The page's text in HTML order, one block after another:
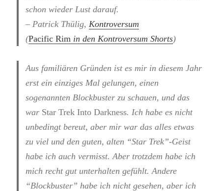
schon wieder Lust darauf.
– Patrick Thülig, Kontroversum
(Pacific Rim in den Kontroversum Shorts)
Aus familiären Gründen ist es mir in diesem Jahr
erst ein einziges Mal gelungen, einen
sogenannten Blockbuster zu schauen, und das
war Star Trek Into Darkness. Ich habe es nicht
unbedingt bereut, aber mir war das alles etwas
zu viel und den guten, alten “Star Trek”-Geist
habe ich auch vermisst. Aber trotzdem habe ich
mich recht gut unterhalten gefühlt. Andere
“Blockbuster” habe ich nicht gesehen, aber ich